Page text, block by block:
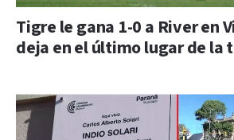
Tigre le gana 1-0 a River en
deja en el último lugar de la